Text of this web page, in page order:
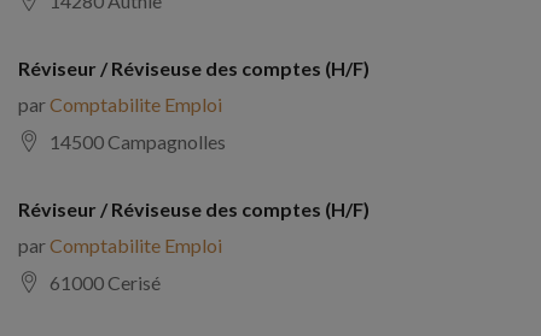
Réviseur / Réviseuse des comptes (H/F)
parComptabilite Emploi
14500 Campagnolles
Réviseur / Réviseuse des comptes (H/F)
parComptabilite Emploi
61000 Cerisé